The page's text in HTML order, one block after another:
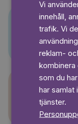
Sagasagor
Vi
innehåll,
trafik. Vi
reklam-
kombinera
som du
har samlat
tjänster.